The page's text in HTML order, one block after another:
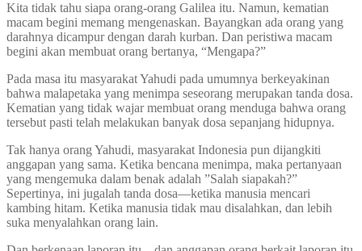
Kita tidak tahu siapa orang-orang Galilea itu. Namun, kematian
macam begini memang mengenaskan. Bayangkan ada orang yang
darahnya dicampur dengan darah kurban. Dan peristiwa macam
begini akan membuat orang bertanya, “Mengapa?”
Pada masa itu masyarakat Yahudi pada umumnya berkeyakinan
bahwa malapetaka yang menimpa seseorang merupakan tanda dosa.
Kematian yang tidak wajar membuat orang menduga bahwa orang
tersebut pasti telah melakukan banyak dosa sepanjang hidupnya.
Tak hanya orang Yahudi, masyarakat Indonesia pun dijangkiti
anggapan yang sama. Ketika bencana menimpa, maka pertanyaan
yang mengemuka dalam benak adalah ”Salah siapakah?”
Sepertinya, ini jugalah tanda dosa—ketika manusia mencari
kambing hitam. Ketika manusia tidak mau disalahkan, dan lebih
suka menyalahkan orang lain.